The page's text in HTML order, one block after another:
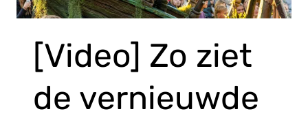
[Video] Zo ziet
de vernieuwde